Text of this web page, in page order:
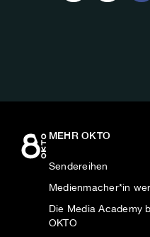
MEHR OKTO
Sendereihen
Medienmacher*in
Die Media Academy
OKTO